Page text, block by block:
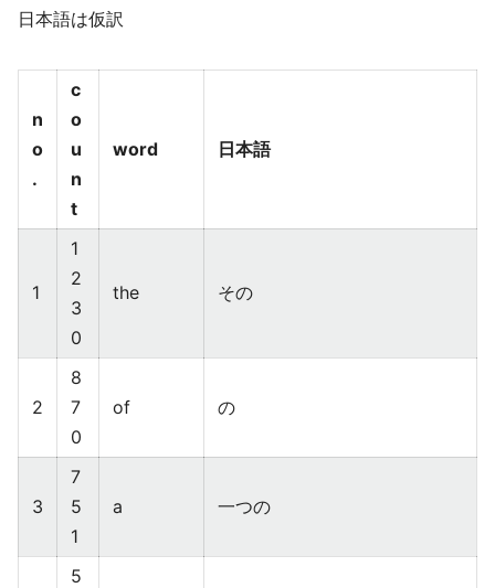
日本語は仮訳
n
o
.
c
o
u
n
t
word 日本語
1
1
2
3
0
the その
2
8
7
0
of の
3
7
5
1
a 一つの
5